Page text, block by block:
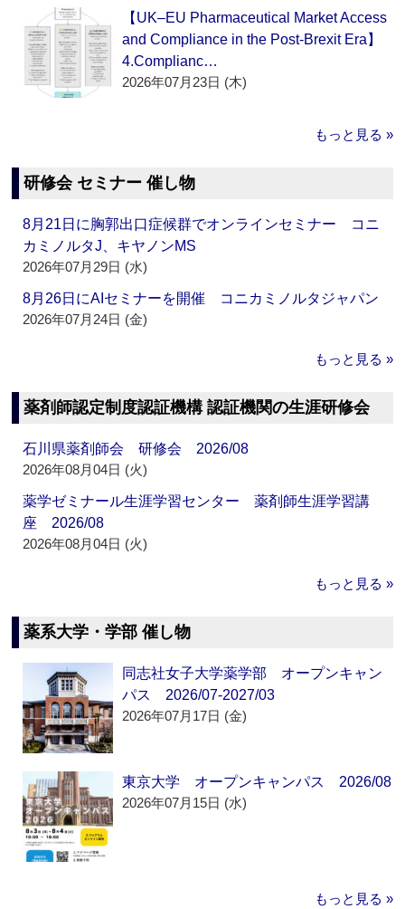
【UK–EU Pharmaceutical Market Access
and Compliance in the Post-Brexit Era】
4.Complianc…
2026年07月23日 (木)
もっと見る »
研修会 セミナー 催し物
8月21日に胸郭出口症候群でオンラインセミナー コニ
カミノルタJ、キヤノンMS
2026年07月29日 (水)
8月26日にAIセミナーを開催 コニカミノルタジャパン
2026年07月24日 (金)
もっと見る »
薬剤師認定制度認証機構 認証機関の生涯研修会
石川県薬剤師会 研修会 2026/08
2026年08月04日 (火)
薬学ゼミナール生涯学習センター 薬剤師生涯学習講
座 2026/08
2026年08月04日 (火)
もっと見る »
薬系大学・学部 催し物
同志社女子大学薬学部 オープンキャン
パス 2026/07-2027/03
2026年07月17日 (金)
東京大学 オープンキャンパス 2026/08
2026年07月15日 (水)
もっと見る »